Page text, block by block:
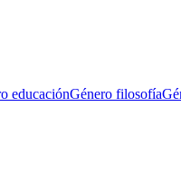
educaciónGénero filosofía